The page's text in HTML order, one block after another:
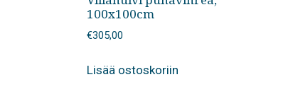
100x100cm
€305,00
Lisää ostoskoriin